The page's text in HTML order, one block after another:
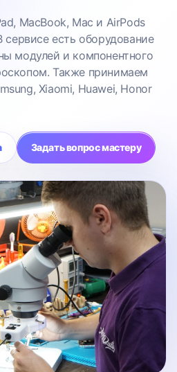
MacBook, Mac и AirPods
есть оборудование
модулей и компонентного
Также принимаем
Xiaomi, Huawei, Honor
Задать вопрос мастеру